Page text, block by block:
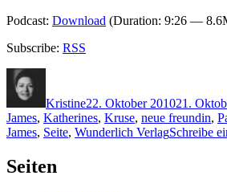
Podcast: Download (Duration: 9:26 —
Subscribe: RSS
Kristine22. Oktober 201021.
James, Katherines, Kruse, neue freundin,
James, Seite, Wunderlich VerlagSchreibe
Seiten